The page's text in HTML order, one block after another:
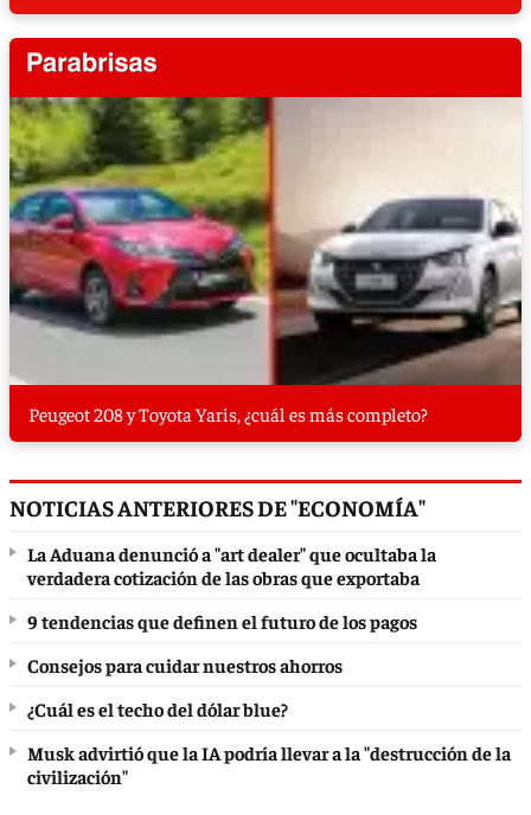
Peugeot 208 y Toyota Yaris, ¿cuál es más completo?
NOTICIAS ANTERIORES DE "ECONOMÍA"
La Aduana denunció a "art dealer" que ocultaba la
verdadera cotización de las obras que exportaba
9 tendencias que definen el futuro de los pagos
Consejos para cuidar nuestros ahorros
¿Cuál es el techo del dólar blue?
Musk advirtió que la IA podría llevar a la "destrucción de la
civilización"